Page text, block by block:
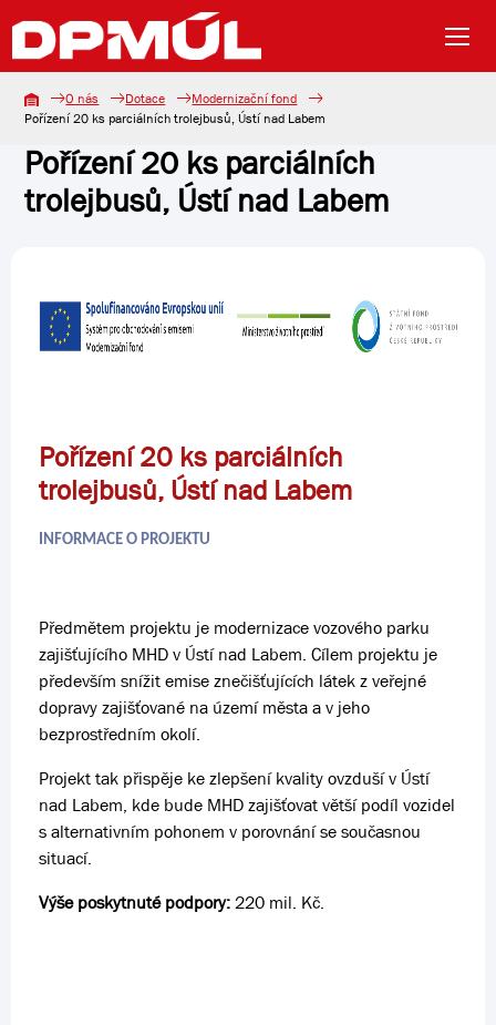
O nás Dotace
Modernizační fond
Pořízení 20 ks parciálních trolejbusů, Ústí nad Labem
Pořízení 20 ks parciálních
trolejbusů, Ústí nad Labem
Pořízení 20 ks parciálních
trolejbusů, Ústí nad Labem
INFORMACE O PROJEKTU
Předmětem projektu je modernizace vozového parku
zajišťujícího MHD v Ústí nad Labem. Cílem projektu je
především snížit emise znečišťujících látek z veřejné
dopravy zajišťované na území města a v jeho
bezprostředním okolí.
Projekt tak přispěje ke zlepšení kvality ovzduší v Ústí
nad Labem, kde bude MHD zajišťovat větší podíl vozidel
s alternativním pohonem v porovnání se současnou
situací.
Výše poskytnuté podpory:220 mil. Kč.